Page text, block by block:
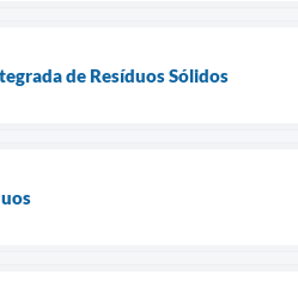
de Resíduos Sólidos